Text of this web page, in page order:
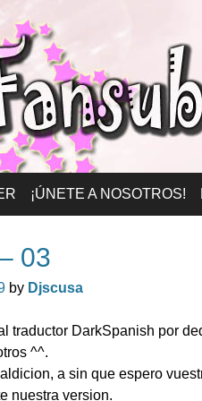
¡ÚNETE A NOSOTROS!
03
by Djscusa
traductor DarkSpanish por
^^.
a sin que espero
nuestra version.